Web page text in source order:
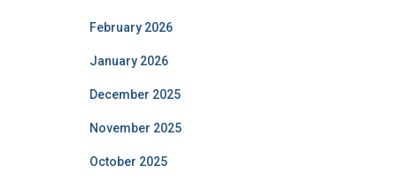
February 2026
January 2026
December 2025
November 2025
October 2025